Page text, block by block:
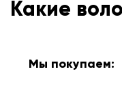
Какие
Мы покупаем: